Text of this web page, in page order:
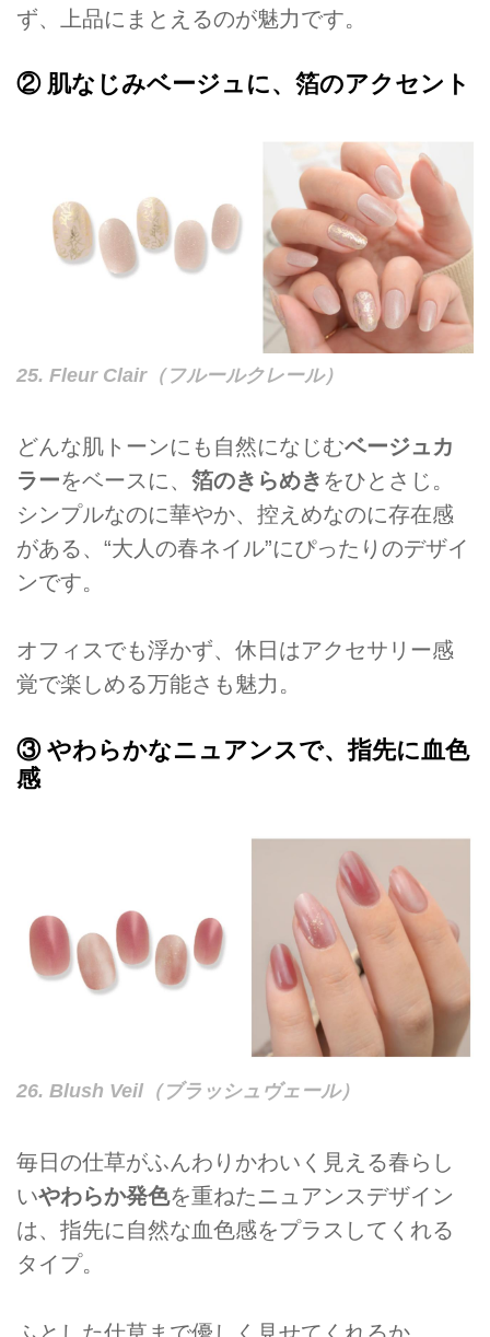
ず、上品にまとえるのが魅力です。
② 肌なじみベージュに、箔のアクセント
25. Fleur Clair（フルールクレール）
どんな肌トーンにも自然になじむベージュカ
ラーをベースに、 箔のきらめき をひとさじ。
シンプルなのに華やか、控えめなのに存在感
がある、“大人の春ネイル”にぴったりのデザイ
ンです。
オフィスでも浮かず、休日はアクセサリー感
覚で楽しめる万能さも魅力。
③ やわらかなニュアンスで、指先に血色
感
26. Blush Veil（ブラッシュヴェール）
毎日の仕草がふんわりかわいく見える春らし
いやわらか発色を重ねたニュアンスデザイン
は、指先に自然な血色感をプラスしてくれる
タイプ。